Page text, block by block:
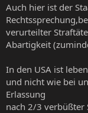
Auch hier ist der
verurteilter
Abartigkeit
In den USA ist
und nicht wie bei
Erlassung
nach 2/3 verbüßter